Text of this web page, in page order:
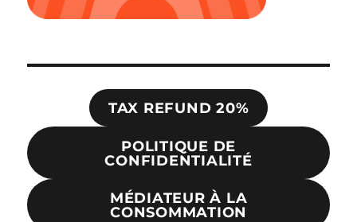
TAX REFUND 20%
POLITIQUE DE
CONFIDENTIALITÉ
MÉDIATEUR À LA
CONSOMMATION